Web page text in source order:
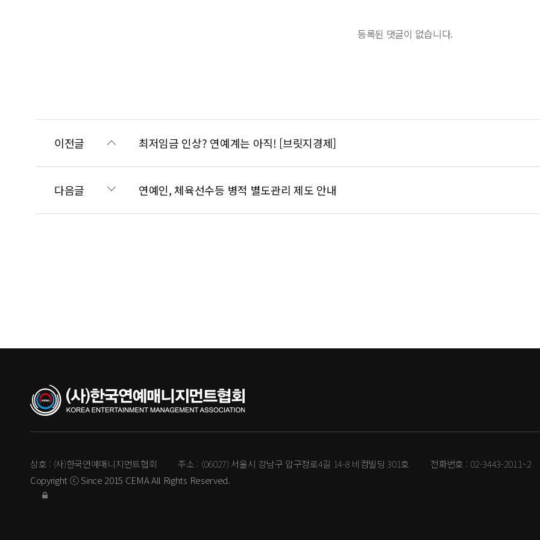
등록된 댓글이 없습니다.
이전글 최저임금 인상? 연예계는 아직! [브릿지경제]
다음글 연예인, 체육선수등 병적 별도관리 제도 안내
상호 : (사)한국연예매니지먼트협회 주소 : (06027) 서울시 강남구 압구정로4길 14-8 비컴빌딩 301호 전화번호 : 02-3443-2011~2
Copyright ⓒ Since 2015 CEMA All Rights Reserved.